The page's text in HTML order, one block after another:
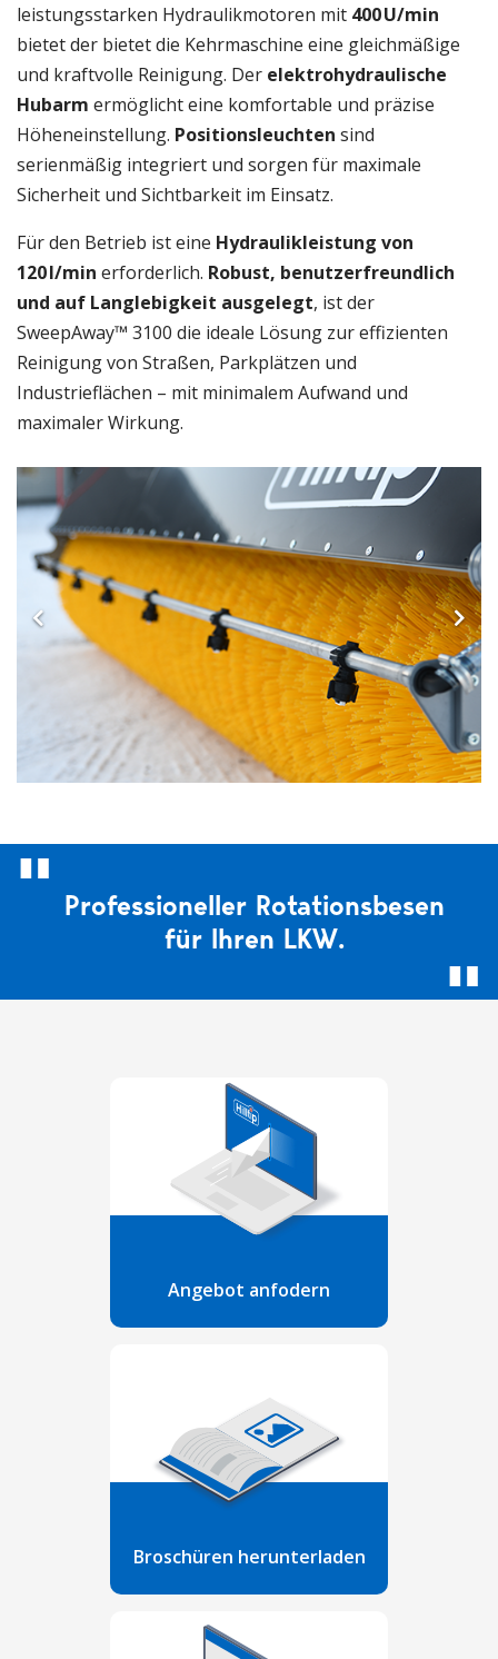
leistungsstarken Hydraulikmotoren mit 400 U/min
bietet der bietet die Kehrmaschine eine gleichmäßige
und kraftvolle Reinigung. Der elektrohydraulische
Hubarm ermöglicht eine komfortable und präzise
Höheneinstellung. Positionsleuchten sind
serienmäßig integriert und sorgen für maximale
Sicherheit und Sichtbarkeit im Einsatz.
Für den Betrieb ist eine Hydraulikleistung von
120 l/min erforderlich. Robust, benutzerfreundlich
und auf Langlebigkeit ausgelegt, ist der
SweepAway™ 3100 die ideale Lösung zur effizienten
Reinigung von Straßen, Parkplätzen und
Industrieflächen – mit minimalem Aufwand und
maximaler Wirkung.
Professioneller Rotationsbesen
für Ihren LKW.
Broschüren herunterladen
Angebot anfodern